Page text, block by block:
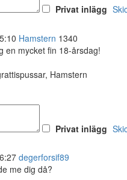
Privat inlägg
Hamstern 1340
en mycket fin 18-årsdag!
Hamstern
Privat inlägg
degerforsif89
me dig då?